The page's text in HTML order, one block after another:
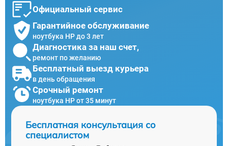
Официальный сервис
Гарантийное обслуживание
ноутбука HP до 3 лет
Диагностика за наш счет,
ремонт по желанию
Бесплатный выезд курьера
в день обращения
Срочный ремонт
ноутбука HP от 35 минут
Бесплатная консультация со
специалистом